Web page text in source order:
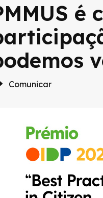
é
Comunicar